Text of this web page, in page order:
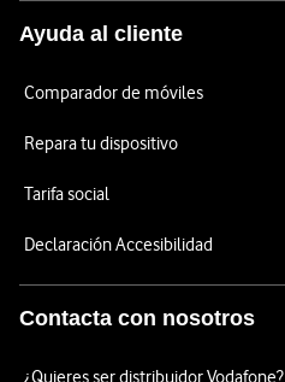
Ayuda al cliente
Comparador de móviles
Repara tu dispositivo
Tarifa social
Declaración Accesibilidad
Contacta con nosotros
¿Quieres ser distribuidor Vodafone?